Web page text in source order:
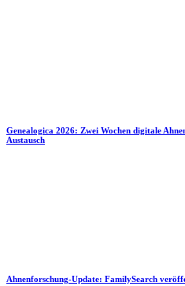
Genealogica 2026: Zwei Wochen digitale
Austausch
Ahnenforschung-Update: FamilySearch